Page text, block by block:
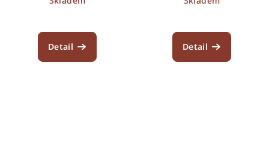
Detail Detail